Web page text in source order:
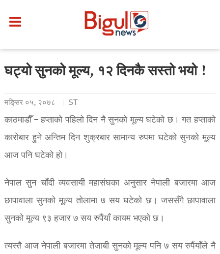
घट्यो सुनको मूल्य, १२ दिनकै सस्तो भयो !
मङि्सर ०५, २०७८ ST
काठमाडौँ – हप्ताको पहिलो दिन नै सुनको मूल्य घटेको छ। गत हप्ताको
कारोबार हुने अन्तिम दिन शुक्रबार सामान्य रुपमा घटेको सुनको मूल्य
आज पनि घटेको हो।
नेपाल सुन चाँदी व्यवसायी महासंघका अनुसार नेपाली बजारमा आज
छापावाला सुनको मूल्य तोलामा ७ सय घटेको छ। जससँगै छापावाला
सुनको मूल्य ९३ हजार ७ सय रुपैंयाँ कायम भएको छ।
त्यस्तै आज नेपाली बजारमा तेजाबी सुनको मूल्य पनि ७ सय रुपैंयाँले नै